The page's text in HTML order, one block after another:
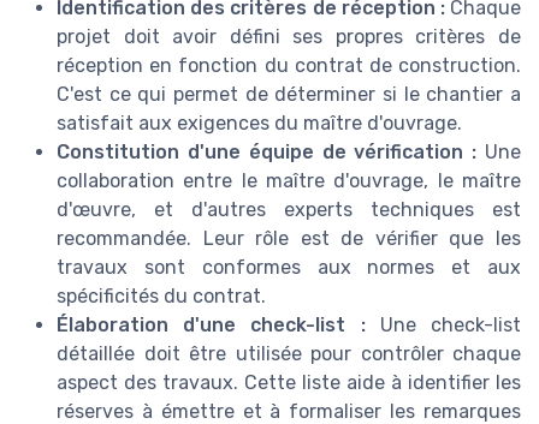
Identification des critères de réception :Chaque
projet doit avoir défini ses propres critères de
réception en fonction du contrat de construction.
C'est ce qui permet de déterminer si le chantier a
satisfait aux exigences du maître d'ouvrage.
Constitution d'une équipe de vérification : Une
collaboration entre le maître d'ouvrage, le maître
d'œuvre, et d'autres experts techniques est
recommandée. Leur rôle est de vérifier que les
travaux sont conformes aux normes et aux
spécificités du contrat.
Élaboration d'une check-list :Une check-list
détaillée doit être utilisée pour contrôler chaque
aspect des travaux. Cette liste aide à identifier les
réserves à émettre et à formaliser les remarques